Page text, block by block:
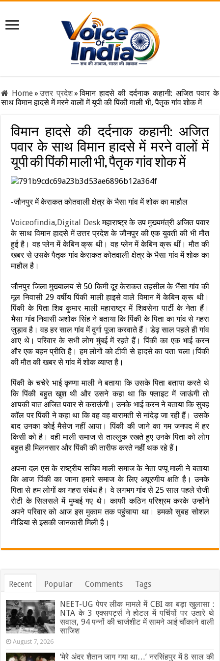
Home» उत्तर प्रदेश» विमान हादसे की दर्दनाक कहानी: अजित पवार के
साथ विमान हादसे में मरने वालाें में यूपी की पिंकी माली भी, पैतृक गांव शोक में
विमान हादसे की दर्दनाक कहानी: अजित
पवार के साथ विमान हादसे में मरने वालाें में
यूपी की पिंकी माली भी, पैतृक गांव शोक में
-जौनपुर में केराकत कोतवाली क्षेत्र के भैसा गांव में शोक का माहौल
Voiceofindia,Digital Deskमहाराष्ट्र के उप मुख्यमंत्री अजित पवार
के साथ विमान हादसे में उत्तर प्रदेश के जौनपुर की एक युवती की भी मौत
हुई है। वह प्लेन में केबिन क्रू थी। वह प्लेन में केबिन क्रू थीं। मौत की
खबर से उसके पैतृक गांव केराकत कोतवाली क्षेत्र के भैसा गांव में शोक का
माहौल है।
जौनपुर जिला मुख्यालय से 50 किमी दूर केराकत तहसील के भैंसा गांव की
मूल निवासी 29 वर्षीय पिंकी माली हाइसे वाले विमान में केबिन क्रू थी।
पिंकी के पिता शिव कुमार माली महाराष्ट्र में शिवसेना पार्टी के नेता हैं।
भैसा गांव निवासी अशोक सिंह ने बताया कि पिंकी के पिता का गांव से गहरा
जुड़ाव है। वह हर साल गांव में दुर्गा पूजा करवाते हैं। डेढ़ साल पहले ही गांव
आए थे। परिवार के सभी लोग मुंबई में रहते हैं। पिंकी का एक भाई करन
और एक बहन प्रीति है। हम लोगों को टीवी से हादसे का पता चला।पिंकी
की मौत की खबर से गांव में शोक व्याप्त है।
पिंकी के चचेरे भाई कृष्णा माली ने बताया कि उसके पिता बताया करते थे
कि पिंकी बहुत खुश थी और उसने कहा था कि फ्लाइट में जाऊंगी तो
आपकी बात अजित पवार से कराऊंगी। उनके भाई करन ने बताया कि सुबह
कॉल पर पिंकी ने कहा था कि वह वह बारामती से नांदेड़ जा रही हैं। उसके
बाद उनका कोई मैसेज नहीं आया। पिंकी की जाने का गम जनपद में हर
किसी को है। वही माली समाज से ताल्लुक रखते हुए उनके पिता को लोग
बहुत ही मिलनसार और पिंकी की तारीफ करते नहीं थक रहे हैं।
अपना दल एस के राष्ट्रीय सचिव माली समाज के नेता पप्पू माली ने बताया
कि आज पिंकी का जाना हमारे समाज के लिए अपूरणीय क्षति है। उनके
पिता से हम लोगों का गहरा संबंध है। वे लगभग गांव से 25 साल पहले रोजी
रोटी के सिलसले में मुम्बई गए थे। काफी कठिन परिश्रम करके उन्होंने
अपने परिवार को आज इस मुकाम तक पहुंचाया था। हमको सुबह सोशल
मीडिया से इसकी जानकारी मिली है।
Recent Popular Comments Tags
NEET-UG पेपर लीक मामले में CBI का बड़ा खुलासा :
NTA के 3 एक्सपर्ट्स ने होटल में पर्चियों पर उतारे थे
सवाल, 94 पन्नों की चार्जशीट में सामने आई चौंकाने वाली
साजिश
August 7, 2026
‘मेरे अंदर शैतान जाग गया था…’ नरसिंहपुर में 8 साल की